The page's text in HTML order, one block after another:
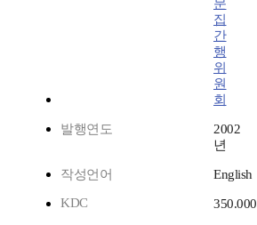
문
집
간
행
위
원
회
발행연도
2002
년
작성언어
English
KDC
350.000